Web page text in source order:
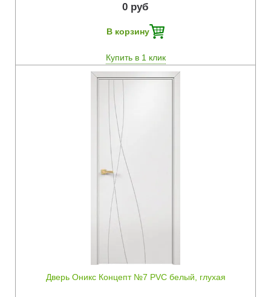
0 руб
В корзину
Купить в 1 клик
Дверь Оникс Концепт №7 PVC белый, глухая
Быстрый просмотр